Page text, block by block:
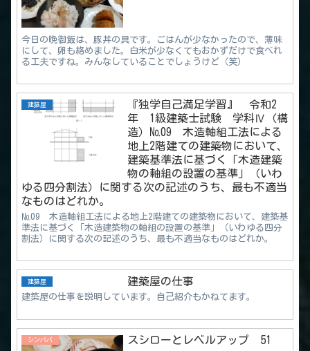
今日の晩御飯は、豚丼の具です。ごはんが少なかったので、薄味
にして、卵も絡めました。白米が少なくてもおかずだけで食べれ
る工夫ですね。みんなしていることでしょうけど（笑）
建築屋
『独学自己満足学習』 令和2
年 1級建築士試験 学科Ⅳ（構
造）№09 木造軸組工法による
地上2階建ての建築物において、
建築基準法に基づく「木造建築
物の軸組の設置の基準」（いわ
ゆる四分割法）に関する次の記述のうち、最も不適当
なものはどれか。
№09 木造軸組工法による地上2階建ての建築物において、建築基
準法に基づく「木造建築物の軸組の設置の基準」（いわゆる四分
割法）に関する次の記述のうち、最も不適当なものはどれか。
建築屋 建築屋の仕事
建築屋の仕事を説明しています。自己紹介もかねてます。
シンパパ スシローとレベルアップ 51